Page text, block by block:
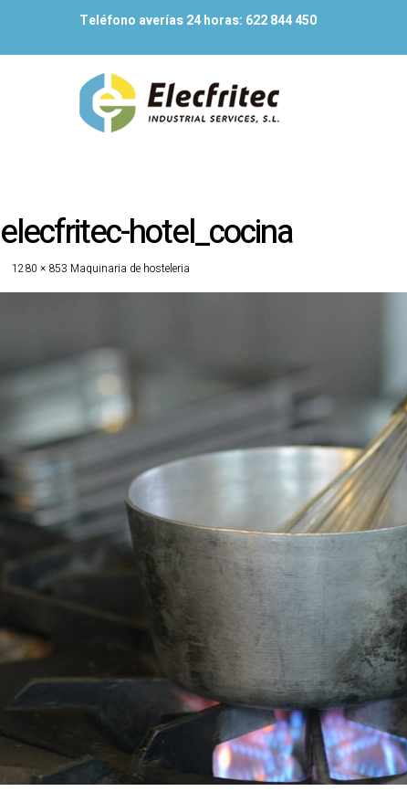
Teléfono averías 24 horas: 622 844 450
elecfritec-hotel_cocina
1280 × 853 Maquinaria de hosteleria